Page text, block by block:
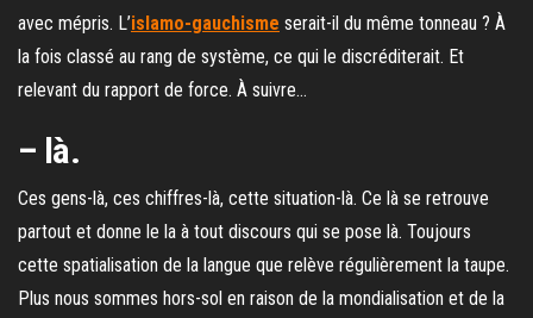
avec mépris. L’islamo-gauchisme serait-il du même tonneau ? À
la fois classé au rang de système, ce qui le discréditerait. Et
relevant du rapport de force. À suivre…
– là.
Ces gens-là, ces chiffres-là, cette situation-là. Ce là se retrouve
partout et donne le la à tout discours qui se pose là. Toujours
cette spatialisation de la langue que relève régulièrement la taupe.
Plus nous sommes hors-sol en raison de la mondialisation et de la